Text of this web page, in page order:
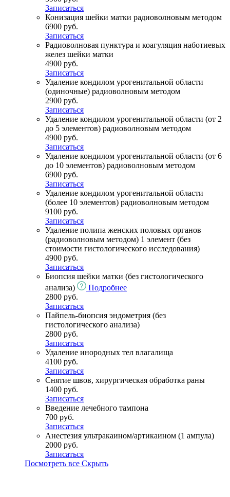
Записаться
Конизация шейки матки радиоволновым методом
6900 руб.
Записаться
Радиоволновая пунктура и коагуляция наботиевых
желез шейки матки
4900 руб.
Записаться
Удаление кондилом урогенитальной области
(одиночные) радиоволновым методом
2900 руб.
Записаться
Удаление кондилом урогенитальной области (от 2
до 5 элементов) радиоволновым методом
4900 руб.
Записаться
Удаление кондилом урогенитальной области (от 6
до 10 элементов) радиоволновым методом
6900 руб.
Записаться
Удаление кондилом урогенитальной области
(более 10 элементов) радиоволновым методом
9100 руб.
Записаться
Удаление полипа женских половых органов
(радиоволновым методом) 1 элемент (без
стоимости гистологического исследования)
4900 руб.
Записаться
Биопсия шейки матки (без гистологического
анализа)
Подробнее
2800 руб.
Записаться
Пайпель-биопсия эндометрия (без
гистологического анализа)
2800 руб.
Записаться
Удаление инородных тел влагалища
4100 руб.
Записаться
Снятие швов, хирургическая обработка раны
1400 руб.
Записаться
Введение лечебного тампона
700 руб.
Записаться
Анестезия ультракаином/артикаином (1 ампула)
2000 руб.
Записаться
Посмотреть все Скрыть